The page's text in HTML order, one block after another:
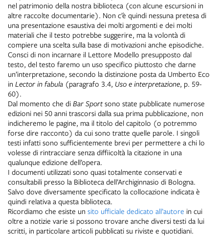
nel patrimonio della nostra biblioteca (con alcune escursioni in
altre raccolte documentarie). Non c’è quindi nessuna pretesa di
una presentazione esaustiva dei molti argomenti e dei molti
materiali che il testo potrebbe suggerire, ma la volontà di
compiere una scelta sulla base di motivazioni anche episodiche.
Consci di non incarnare il Lettore Modello presupposto dal
testo, del testo faremo un uso specifico piuttosto che darne
un’interpretazione, secondo la distinzione posta da Umberto Eco
in Lector in fabula (paragrafo 3.4, Uso e interpretazione, p. 59-
60).
Dal momento che di Bar Sportsono state pubblicate numerose
edizioni nei 50 anni trascorsi dalla sua prima pubblicazione, non
indicheremo le pagine, ma il titolo del capitolo (o potremmo
forse dire racconto) da cui sono tratte quelle parole. I singoli
testi infatti sono sufficientemente brevi per permettere a chi lo
volesse di rintracciare senza diffiicoltà la citazione in una
qualunque edizione dell’opera.
I documenti utilizzati sono quasi totalmente conservati e
consultabili presso la Biblioteca dell’Archiginnasio di Bologna.
Salvo dove diversamente specificato la collocazione indicata è
quindi relativa a questa biblioteca.
Ricordiamo che esiste un sito ufficiale dedicato all’autore in cui
oltre a notizie varie si possono trovare anche diversi testi da lui
scritti, in particolare articoli pubblicati su riviste e quotidiani.